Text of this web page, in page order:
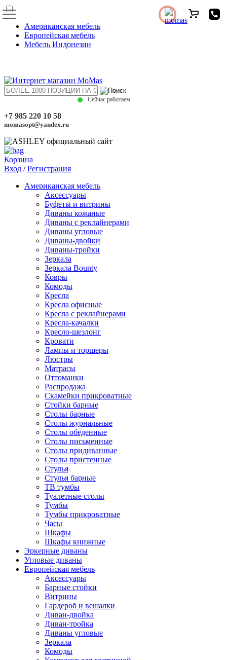
Американская мебель
Европейская мебель
Мебель Индонезии
Сейчас работаем
+7 985 220 10 58
momasopt@yandex.ru
Корзина
Вход /Регистрация
Американская мебель
Аксессуары
Буфеты и витрины
Диваны кожаные
Диваны с реклайнерами
Диваны угловые
Диваны-двойки
Диваны-тройки
Зеркала
Зеркала Bounty
Ковры
Комоды
Кресла
Кресла офисные
Кресла с реклайнерами
Кресла-качалки
Кресло-шезлонг
Кровати
Лампы и торшеры
Люстры
Матрасы
Оттоманки
Распродажа
Скамейки прикроватные
Стойки барные
Столы барные
Столы журнальные
Столы обеденные
Столы письменные
Столы придиванные
Столы пристенные
Стулья
Стулья барные
ТВ тумбы
Туалетные столы
Тумбы
Тумбы прикроватные
Часы
Шкафы
Шкафы книжные
Эркерные диваны
Угловые диваны
Европейская мебель
Аксессуары
Барные стойки
Витрины
Гардероб и вешалки
Диван-двойка
Диван-тройка
Диваны угловые
Зеркала
Комоды